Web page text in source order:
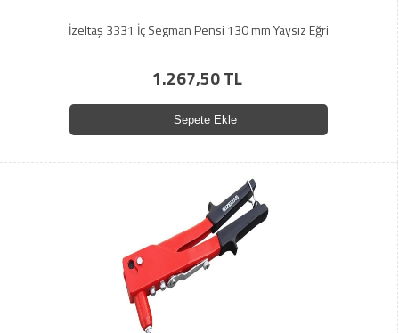
İzeltaş 3331 İç Segman Pensi 130 mm Yaysız Eğri
1.267,50 TL
Sepete Ekle